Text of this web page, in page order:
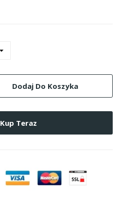
Dodaj Do Koszyka
Kup Teraz